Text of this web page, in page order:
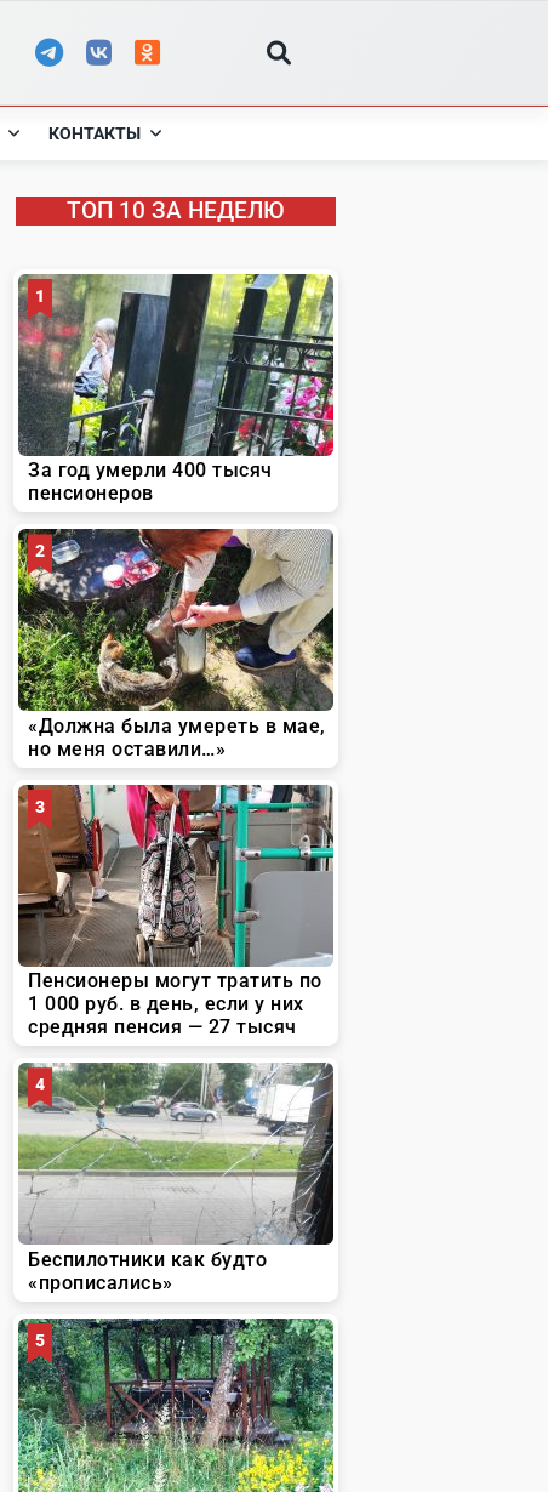
КОНТАКТЫ
ТОП 10 ЗА НЕДЕЛЮ